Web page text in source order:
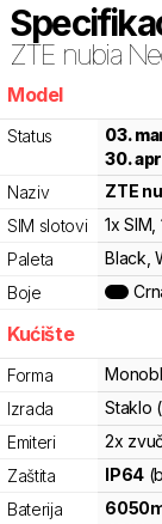
ZTE nubia
Model
Status 03.
30.
Naziv
ZTE
SIM slotovi
1x SIM
Paleta
Black,
Boje
Kućište
Forma
Izrada
Staklo
Emiteri
2x
Zaštita
IP64
Baterija
6050